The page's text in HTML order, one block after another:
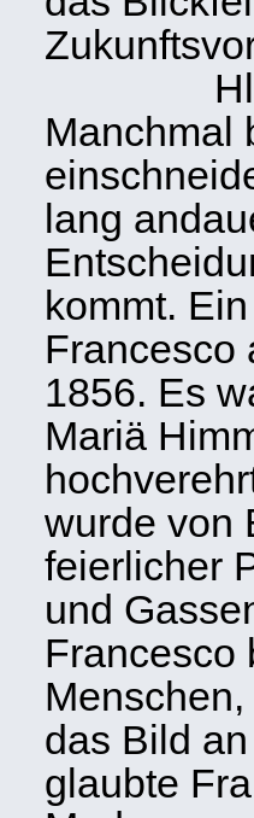
Manchmal
lang
kommt.
Francesco
1856. Es
Mariä
wurde von
feierlicher
und
Francesco
das Bild
glaubte